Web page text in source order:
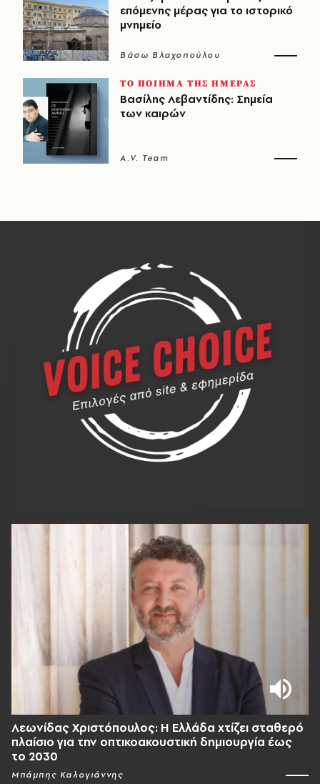
επόμενης μέρας για το ιστορικό
μνημείο
Βάσω Βλαχοπούλου
ΤΟ ΠΟΙΗΜΑ ΤΗΣ ΗΜΕΡΑΣ
Βασίλης Λεβαντίδης: Σημεία
των καιρών
A.V. Team
Λεωνίδας Χριστόπουλος: Η Ελλάδα χτίζει σταθερό
πλαίσιο για την οπτικοακουστική δημιουργία έως
το 2030
Μπάμπης Καλογιάννης